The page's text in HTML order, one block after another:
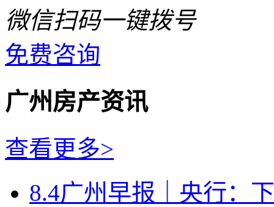
微信扫码一键拨号
免费咨询
广州房产资讯
查看更多>
8.4广州早报｜央行：